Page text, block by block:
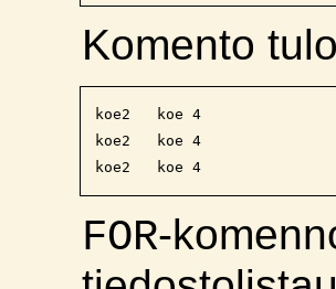
Komento
koe2   koe 4
koe2   koe 4
koe2   koe 4
FOR-